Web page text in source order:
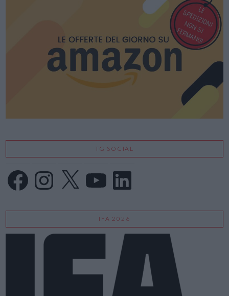
TG SOCIAL
FacebookInstagram
X LinkedIn
IFA 2026